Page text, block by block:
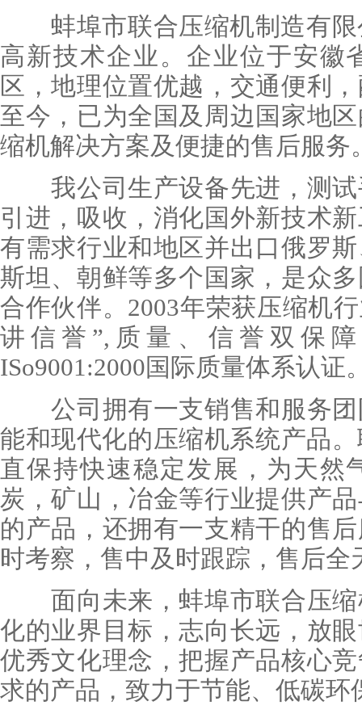
蚌埠市联合压缩机制造有限
高新技术企业。企业位于安徽
区，地理位置优越，交通便利
至今，已为全国及周边国家地
缩机解决方案及便捷的售后服务
我公司生产设备先进，测试
引进，吸收，消化国外新技术
有需求行业和地区并出口俄罗
斯坦、朝鲜等多个国家，是众
合作伙伴。2003年荣获压缩机
讲信誉”,质量、信誉双保
ISo9001:2000国际质量体系认证
公司拥有一支销售和服务团
能和现代化的压缩机系统产品
直保持快速稳定发展，为天然
炭，矿山，冶金等行业提供产
的产品，还拥有一支精干的售
时考察，售中及时跟踪，售后全
面向未来，蚌埠市联合压缩
化的业界目标，志向长远，放
优秀文化理念，把握产品核心
求的产品，致力于节能、低碳环